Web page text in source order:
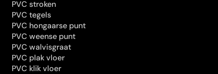
PVC stroken
PVC tegels
PVC hongaarse punt
PVC weense punt
PVC walvisgraat
PVC plak vloer
PVC klik vloer